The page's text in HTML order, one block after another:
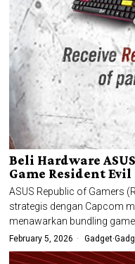
Beli Hardware
Game Resident
ASUS Republic of Gamers
strategis dengan Capcom
menawarkan bundling
February 5, 2026 Gadget·